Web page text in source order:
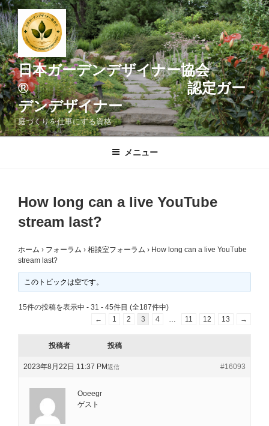
コ
ン
テ
ン
ツ
へ
ス
キ
ッ
プ
日本ガーデンデザイナー協会
® 認定ガー
デンデザイナー
庭づくりを仕事にする資格
メニュー
How long can a live YouTube
stream last?
ホーム › フォーラム › 相談室フォーラム › How long can a live YouTube
stream last?
このトピックは空です。
15件の投稿を表示中 - 31 - 45件目 (全187件中)
←
1 2 3 4 11 12 13 →
投稿者 投稿
2023年8月22日 11:37 PM #16093
返信
Ooeegr
ゲスト